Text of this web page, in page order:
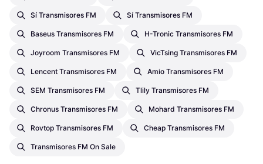
Sí Transmisores FM Sí Transmisores FM
Baseus Transmisores FM H-Tronic Transmisores FM
Joyroom Transmisores FM VicTsing Transmisores FM
Lencent Transmisores FM Amio Transmisores FM
SEM Transmisores FM Tlily Transmisores FM
Chronus Transmisores FM Mohard Transmisores FM
Rovtop Transmisores FM Cheap Transmisores FM
Transmisores FM On Sale